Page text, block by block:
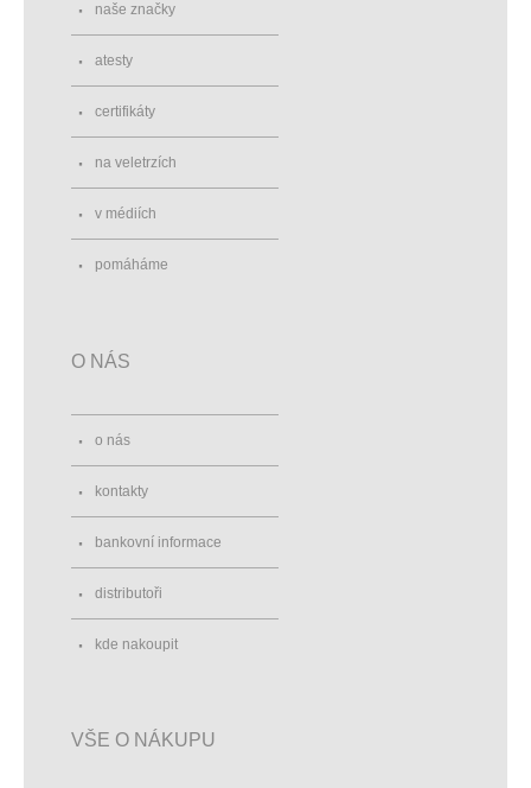
naše značky
atesty
certifikáty
na veletrzích
v médiích
pomáháme
O NÁS
o nás
kontakty
bankovní informace
distributoři
kde nakoupit
VŠE O NÁKUPU